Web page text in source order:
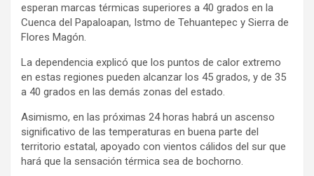
esperan marcas térmicas superiores a 40 grados en la
Cuenca del Papaloapan, Istmo de Tehuantepec y Sierra de
Flores Magón.
La dependencia explicó que los puntos de calor extremo
en estas regiones pueden alcanzar los 45 grados, y de 35
a 40 grados en las demás zonas del estado.
Asimismo, en las próximas 24 horas habrá un ascenso
significativo de las temperaturas en buena parte del
territorio estatal, apoyado con vientos cálidos del sur que
hará que la sensación térmica sea de bochorno.